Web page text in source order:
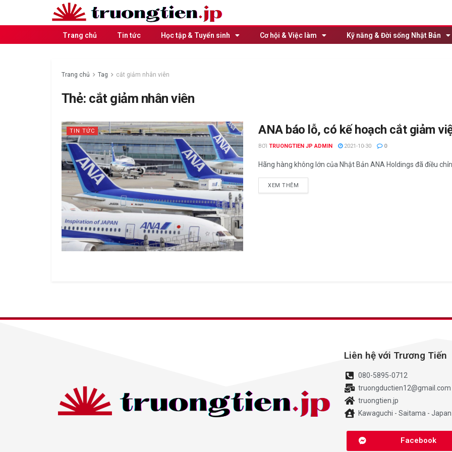
Trang chủ Tin tức Học tập & Tuyển sinh Cơ hội & Việc làm Kỹ năng & Đời sống Nhật Bản
Trang chủ Tag cắt giảm nhân viên
Thẻ: cắt giảm nhân viên
TIN TỨC ANA báo lỗ, có kế hoạch cắt giảm
BƠI TRUONGTIEN JP ADMIN 2021-10-30 0
Hãng hàng không lớn của Nhật Bản ANA Holdings đã điều
XEM THÊM
Liên hệ với Trương Tiến
080-5895-0712
truongductien12@gmail.com
truongtien.jp
Kawaguchi - Saitama - Japan
Facebook